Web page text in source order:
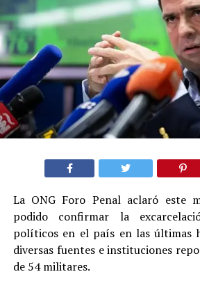
La ONG Foro Penal aclaró este
podido confirmar la
políticos en el país en las últimas
diversas fuentes e instituciones
de 54 militares.